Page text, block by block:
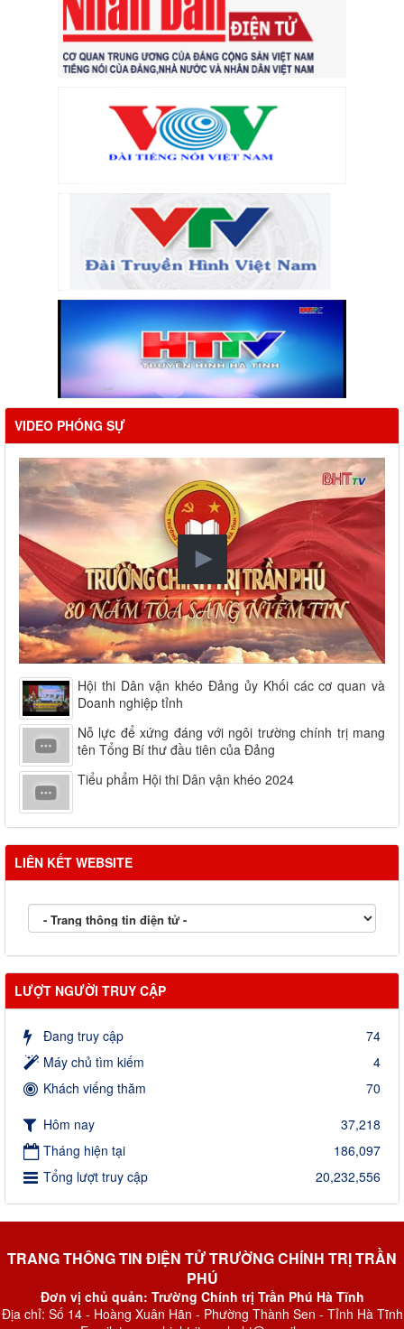
VIDEO PHÓNG SỰ
Hội thi Dân vận khéo Đảng ủy Khối các cơ quan và
Doanh nghiệp tỉnh
Nỗ lực để xứng đáng với ngôi trường chính trị mang
tên Tổng Bí thư đầu tiên của Đảng
Tiểu phẩm Hội thi Dân vận khéo 2024
LIÊN KẾT WEBSITE
LƯỢT NGƯỜI TRUY CẬP
Đang truy cập
74
Máy chủ tìm kiếm
4
Khách viếng thăm
70
Hôm nay
37,218
Tháng hiện tại
186,097
Tổng lượt truy cập
20,232,556
TRANG THÔNG TIN ĐIỆN TỬ TRƯỜNG CHÍNH TRỊ TRẦN
PHÚ
Đơn vị chủ quản: Trường Chính trị Trần Phú Hà Tĩnh
Địa chỉ: Số 14 - Hoàng Xuân Hãn - Phường Thành Sen - Tỉnh Hà Tĩnh